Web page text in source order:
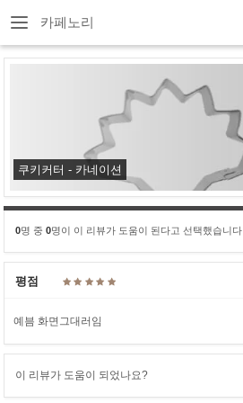
카페노리
쿠키커터 - 카네이션
0명 중 0명이 이 리뷰가 도움이 된다고 선택했습니다
평점
예븜 화면그대러임
이 리뷰가 도움이 되었나요?